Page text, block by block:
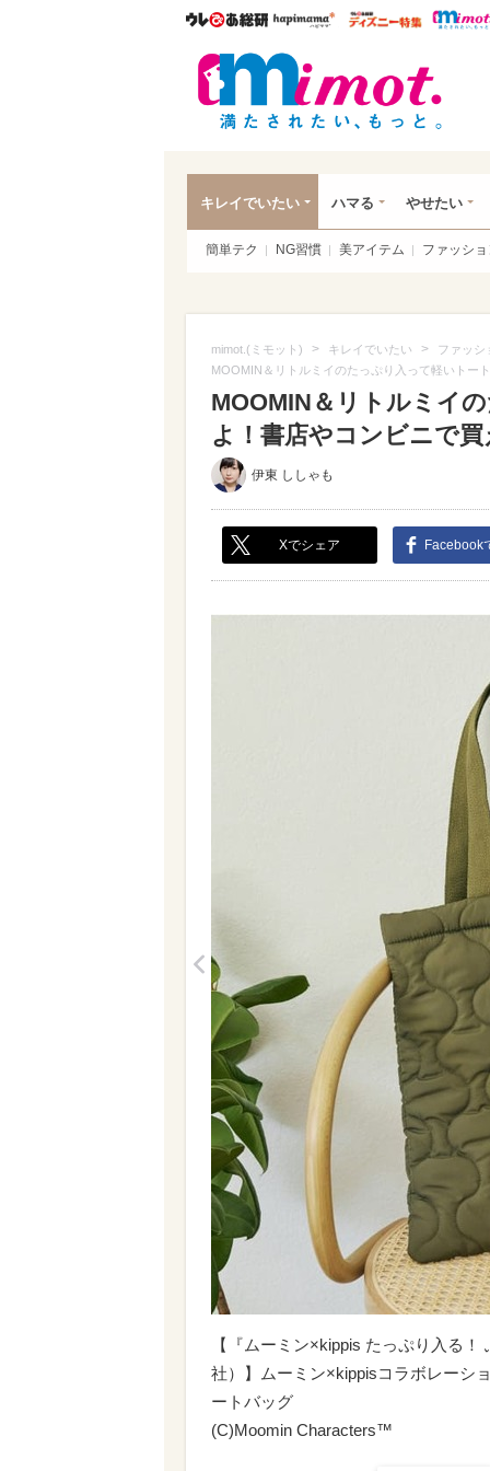
ウレぴあ総研ハピママ*
ウレぴ
キレイでいたい ハマる やせたい
簡単テク NG習慣 美アイテム ファッシ
mimot.(ミモット) > キレイでいたい >
ファッシ
MOOMIN＆リトルミイのたっぷり入って軽いトー
MOOMIN＆リトルミイ
よ！書店やコンビニで
伊東 ししゃも
Xでシェア Facebook
【『ムーミン×kippis たっぷり入る
社）】ムーミン×kippisコラボレーシ
ートバッグ
(C)Moomin Characters™